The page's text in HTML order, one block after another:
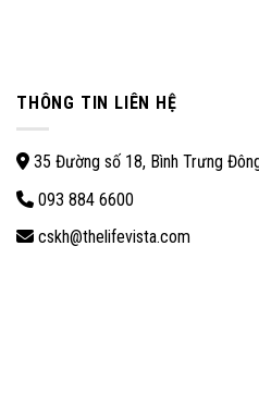
THÔNG TIN LIÊN HỆ
35 Đường số 18, Bình Trưng
093 884 6600
cskh@thelifevista.com